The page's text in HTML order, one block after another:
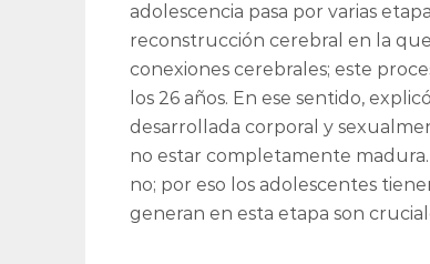
adolescencia pasa por varias
reconstrucción cerebral en la
conexiones cerebrales; este
los 26 años. En ese sentido,
desarrollada corporal y
no estar completamente
no; por eso los adolescentes
generan en esta etapa son